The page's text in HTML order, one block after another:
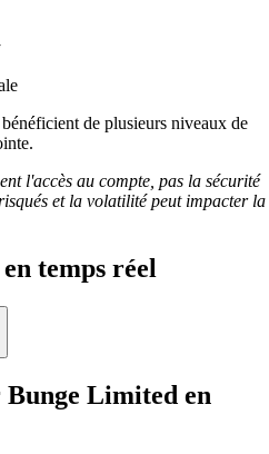
de plusieurs niveaux de
l'accès au compte, pas la sécurité
et la volatilité peut impacter la
temps réel
Bunge Limited en